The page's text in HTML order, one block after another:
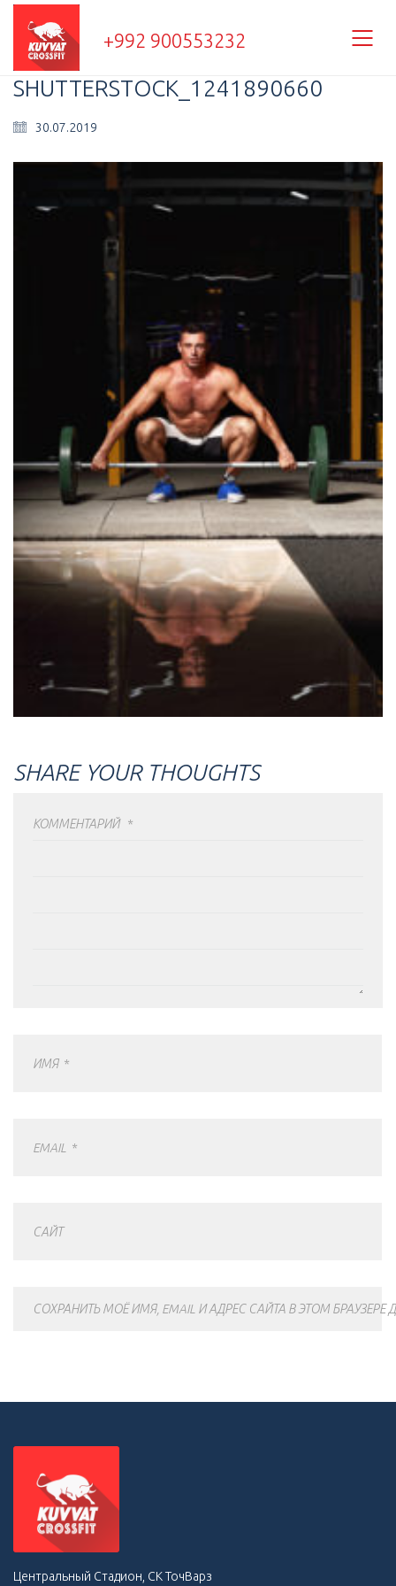
+992 900553232
SHUTTERSTOCK_1241890660
30.07.2019
SHARE YOUR THOUGHTS
КОММЕНТАРИЙ *
ИМЯ *
EMAIL *
САЙТ
СОХРАНИТЬ МОЁ ИМЯ, EMAIL И АДРЕС САЙТА В ЭТОМ
Центральный Стадион, СК ТочВарз